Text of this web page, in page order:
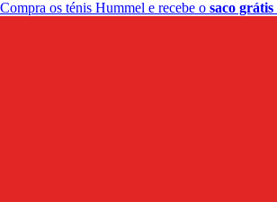
Compra os ténis Hummel e recebe o saco grátis